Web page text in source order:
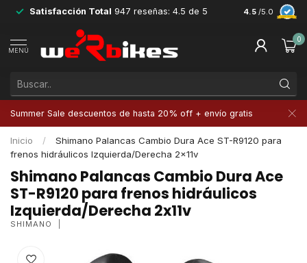
Satisfacción Total 947 reseñas: 4.5 de 5 4.5 /5.0
MENÚ
0
Summer Sale descuentos de hasta 20% off + envío gratis
Inicio /
Shimano Palancas Cambio Dura Ace ST-R9120 para
frenos hidráulicos Izquierda/Derecha 2x11v
Shimano Palancas Cambio Dura Ace
ST-R9120 para frenos hidráulicos
Izquierda/Derecha 2x11v
SHIMANO